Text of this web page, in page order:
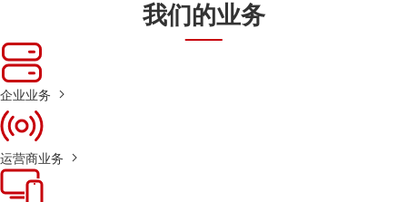
我们的业务
企业业务
运营商业务